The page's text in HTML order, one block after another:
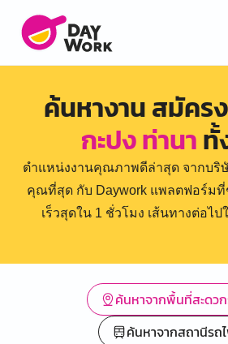
ค้นหางาน สมัคร
กะปง ท่านาทั้
ตำแหน่งงานคุณภาพดีล่าสุด จากบริ
คุณที่สุด กับ Daywork แพลตฟอร์ม
เร็วสุดใน 1 ชั่วโมง เส้นทางต่อไ
ค้นหาจากพื้นที่สะดว
ค้นหาจากสถานีรถ